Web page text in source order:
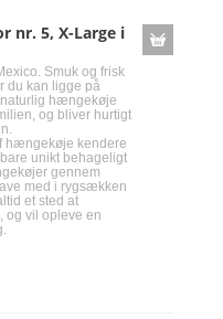
nr. 5, X-Large i
Smuk og frisk
du kan ligge på
hængekøje
og bliver hurtigt
hængekøje kendere
unikt behageligt
gennem
med i rygsækken
et sted at
og vil opleve en